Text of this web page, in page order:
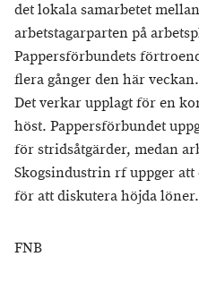
det lokala samarbetet
arbetstagarparten på
Pappersförbundets
flera gånger den här veckan.
Det verkar upplagt för en
höst. Pappersförbundet
för stridsåtgärder, medan
Skogsindustrin rf uppger
för att diskutera höjda
FNB